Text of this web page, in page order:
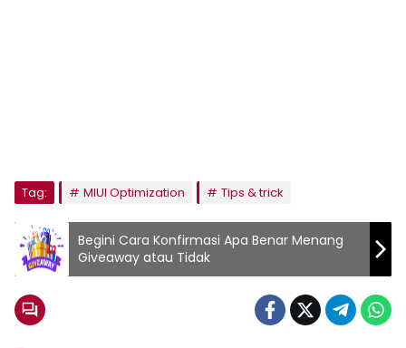
Tag: MIUI Optimization Tips & trick
Begini Cara Konfirmasi Apa Benar Menang
Giveaway atau Tidak